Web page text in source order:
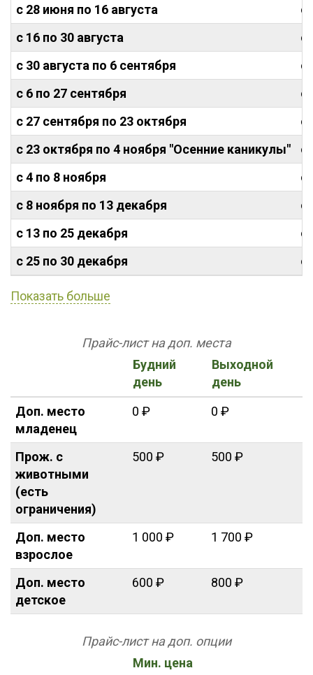
с 28 июня по 16 августа
с 16 по 30 августа
с 30 августа по 6 сентября
с 6 по 27 сентября
с 27 сентября по 23 октября
с 23 октября по 4 ноября "Осенние каникулы"
с 4 по 8 ноября
с 8 ноября по 13 декабря
с 13 по 25 декабря
с 25 по 30 декабря
Показать больше
Прайс-лист на доп. места
Будний
день
Выходной
день
Доп. место
младенец
0 ₽ 0 ₽
Прож. с
животными
(есть
ограничения)
500 ₽ 500 ₽
Доп. место
взрослое
1 000 ₽ 1 700 ₽
Доп. место
детское
600 ₽ 800 ₽
Прайс-лист на доп. опции
Мин. цена